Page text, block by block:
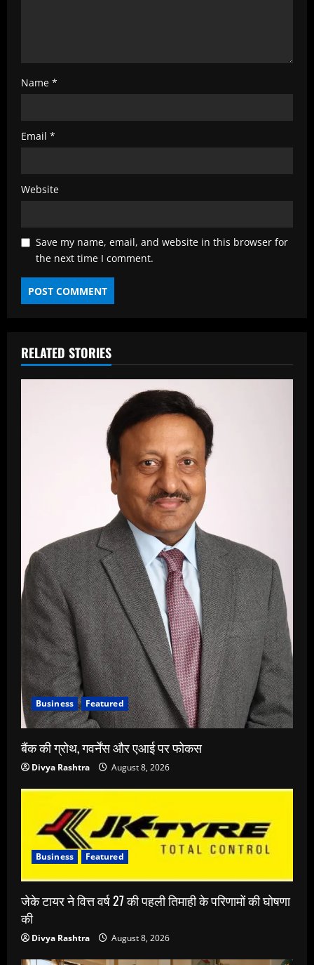
Name *
Email *
Website
Save my name, email, and website in this browser for
the next time I comment.
RELATED STORIES
Business Featured
बैंक की ग्रोथ, गवर्नेंस और एआई पर फोकस
Divya Rashtra August 8, 2026
Business Featured
जेके टायर ने वित्त वर्ष 27 की पहली तिमाही के परिणामों की घोषणा
की
Divya Rashtra August 8, 2026